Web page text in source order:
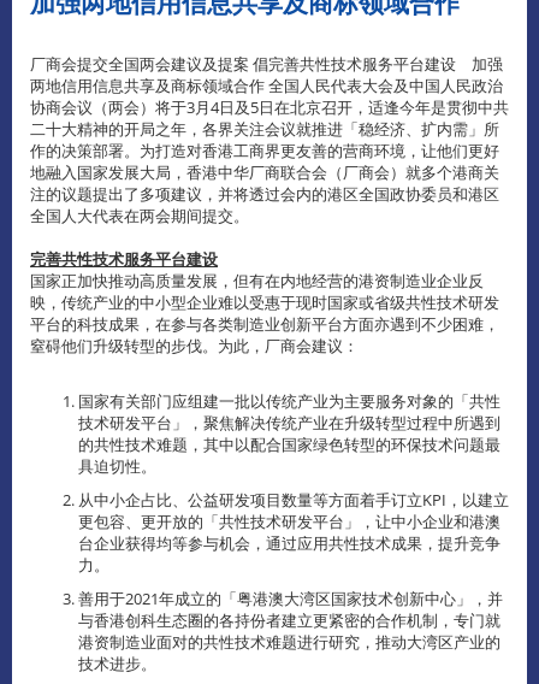
厂商会提交全国两会建议及提案 倡完善共性技术服务平台建设 加强
两地信用信息共享及商标领域合作 全国人民代表大会及中国人民政治
协商会议（两会）将于3月4日及5日在北京召开，适逢今年是贯彻中共
二十大精神的开局之年，各界关注会议就推进「稳经济、扩内需」所
作的决策部署。为打造对香港工商界更友善的营商环境，让他们更好
地融入国家发展大局，香港中华厂商联合会（厂商会）就多个港商关
注的议题提出了多项建议，并将透过会内的港区全国政协委员和港区
全国人大代表在两会期间提交。
完善共性技术服务平台建设
国家正加快推动高质量发展，但有在内地经营的港资制造业企业反
映，传统产业的中小型企业难以受惠于现时国家或省级共性技术研发
平台的科技成果，在参与各类制造业创新平台方面亦遇到不少困难，
窒碍他们升级转型的步伐。为此，厂商会建议：
国家有关部门应组建一批以传统产业为主要服务对象的「共性
技术研发平台」，聚焦解决传统产业在升级转型过程中所遇到
的共性技术难题，其中以配合国家绿色转型的环保技术问题最
具迫切性。
从中小企占比、公益研发项目数量等方面着手订立KPI，以建立
更包容、更开放的「共性技术研发平台」，让中小企业和港澳
台企业获得均等参与机会，通过应用共性技术成果，提升竞争
力。
善用于2021年成立的「粤港澳大湾区国家技术创新中心」，并
与香港创科生态圈的各持份者建立更紧密的合作机制，专门就
港资制造业面对的共性技术难题进行研究，推动大湾区产业的
技术进步。